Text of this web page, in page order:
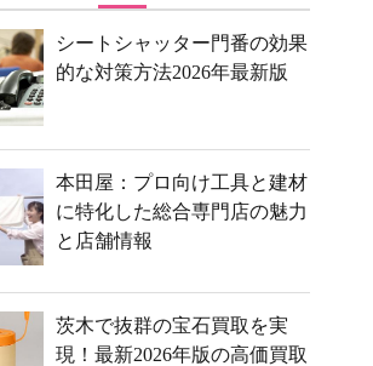
シートシャッター門番の効果
的な対策方法2026年最新版
本田屋：プロ向け工具と建材
に特化した総合専門店の魅力
と店舗情報
茨木で抜群の宝石買取を実
現！最新2026年版の高価買取